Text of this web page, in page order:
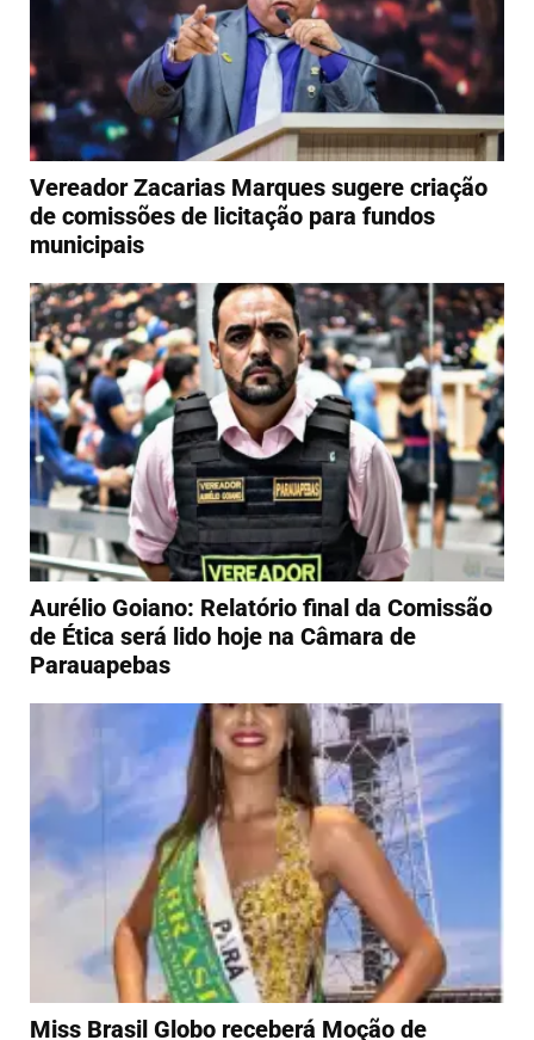
Vereador Zacarias Marques sugere criação
de comissões de licitação para fundos
municipais
Aurélio Goiano: Relatório final da Comissão
de Ética será lido hoje na Câmara de
Parauapebas
Miss Brasil Globo receberá Moção de